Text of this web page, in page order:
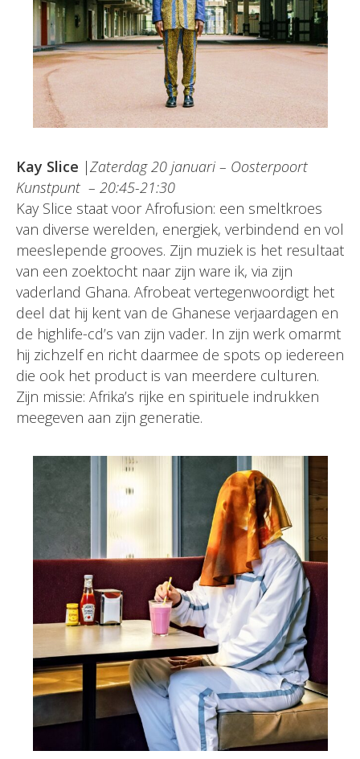
Kay Slice |Zaterdag 20 januari – Oosterpoort
Kunstpunt – 20:45-21:30
Kay Slice staat voor Afrofusion: een smeltkroes
van diverse werelden, energiek, verbindend en vol
meeslepende grooves. Zijn muziek is het resultaat
van een zoektocht naar zijn ware ik, via zijn
vaderland Ghana. Afrobeat vertegenwoordigt het
deel dat hij kent van de Ghanese verjaardagen en
de highlife-cd’s van zijn vader. In zijn werk omarmt
hij zichzelf en richt daarmee de spots op iedereen
die ook het product is van meerdere culturen.
Zijn missie: Afrika’s rijke en spirituele indrukken
meegeven aan zijn generatie.